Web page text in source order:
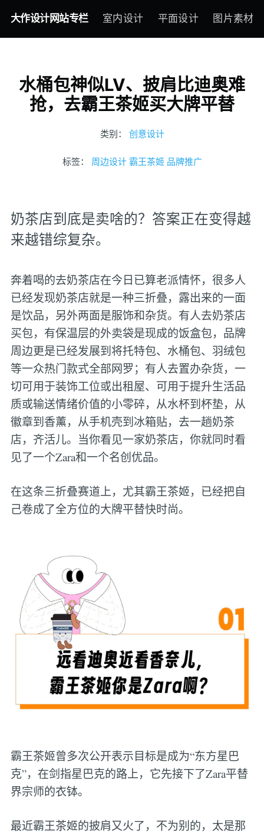
大作设计网站专栏 室内设计 平面设计 图片素材
水桶包神似LV、披肩比迪奥难
抢，去霸王茶姬买大牌平替
类别： 创意设计
标签： 周边设计 霸王茶姬 品牌推广
奶茶店到底是卖啥的？答案正在变得越
来越错综复杂。
奔着喝的去奶茶店在今日已算老派情怀，很多人
已经发现奶茶店就是一种三折叠，露出来的一面
是饮品，另外两面是服饰和杂货。有人去奶茶店
买包，有保温层的外卖袋是现成的饭盒包，品牌
周边更是已经发展到将托特包、水桶包、羽绒包
等一众热门款式全部网罗；有人去置办杂货，一
切可用于装饰工位或出租屋、可用于提升生活品
质或输送情绪价值的小零碎，从水杯到杯垫，从
徽章到香薰，从手机壳到冰箱贴，去一趟奶茶
店，齐活儿。当你看见一家奶茶店，你就同时看
见了一个Zara和一个名创优品。
在这条三折叠赛道上，尤其霸王茶姬，已经把自
己卷成了全方位的大牌平替快时尚。
霸王茶姬曾多次公开表示目标是成为“东方星巴
克”，在剑指星巴克的路上，它先接下了Zara平替
界宗师的衣钵。
最近霸王茶姬的披肩又火了，不为别的，太是那